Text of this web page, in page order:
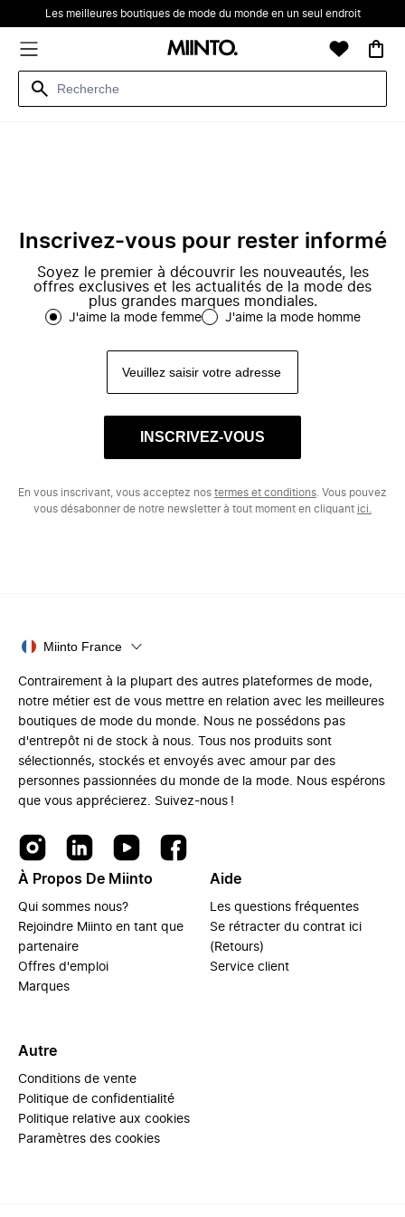
Les meilleures boutiques de mode du monde en un seul endroit
Inscrivez-vous pour rester informé
Soyez le premier à découvrir les nouveautés, les
offres exclusives et les actualités de la mode des
plus grandes marques mondiales.
J'aime la mode femme J'aime la mode homme
INSCRIVEZ-VOUS
En vous inscrivant, vous acceptez nos termes et conditions . Vous pouvez
vous désabonner de notre newsletter à tout moment en cliquant ici.
Miinto France
Contrairement à la plupart des autres plateformes de mode,
notre métier est de vous mettre en relation avec les meilleures
boutiques de mode du monde. Nous ne possédons pas
d'entrepôt ni de stock à nous. Tous nos produits sont
sélectionnés, stockés et envoyés avec amour par des
personnes passionnées du monde de la mode. Nous espérons
que vous apprécierez. Suivez-nous !
À Propos De Miinto
Qui sommes nous?
Rejoindre Miinto en tant que
partenaire
Offres d'emploi
Marques
Aide
Les questions fréquentes
Se rétracter du contrat ici
(Retours)
Service client
Autre
Conditions de vente
Politique de confidentialité
Politique relative aux cookies
Paramètres des cookies